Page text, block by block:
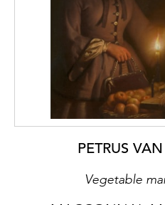
PETRUS
Vegetable